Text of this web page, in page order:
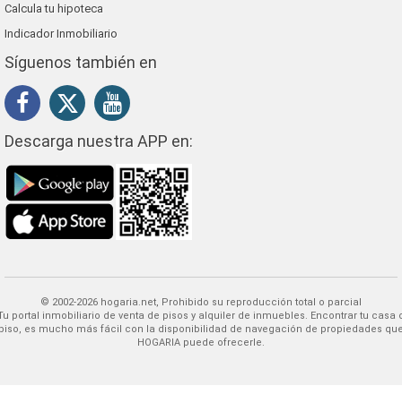
Calcula tu hipoteca
Indicador Inmobiliario
Síguenos también en
Descarga nuestra APP en:
© 2002-2026 hogaria.net, Prohibido su reproducción total o parcial
Encontrar tu casa o
es mucho más fácil con la disponibilidad de navegación de propiedades
HOGARIA puede ofrecerle.